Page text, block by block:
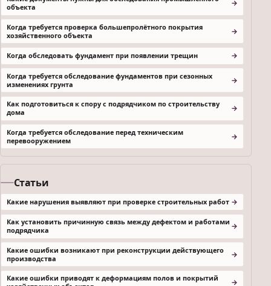
объекта
Когда требуется проверка большепролётного покрытия
хозяйственного объекта
Когда обследовать фундамент при появлении трещин
Когда требуется обследование фундаментов при сезонных
изменениях грунта
Как подготовиться к спору с подрядчиком по строительству
дома
Когда требуется обследование перед техническим
перевооружением
Статьи
Какие нарушения выявляют при проверке строительных работ
Как установить причинную связь между дефектом и работами
подрядчика
Какие ошибки возникают при реконструкции действующего
производства
Какие ошибки приводят к деформациям полов и покрытий